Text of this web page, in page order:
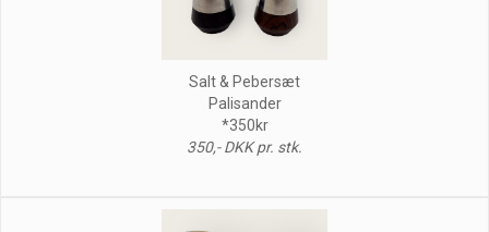
Salt & Pebersæt
Palisander
*350kr
350,- DKK pr. stk.